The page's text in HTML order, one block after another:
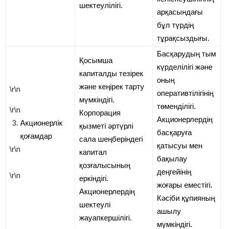
шектеулілігі.
арқасындағы
бұл түрдің
тұрақсыздығы.
\r\n
\r\n
Акционерлік
қоғамдар
\r\n
\r\n
Қосымша
капиталды тезірек
және кеңірек тарту
мүмкіндігі.
Корпорация
қызметі әртүрлі
сала шеңберіндегі
капитал
қозғалысының
еркіндігі.
Акционерлердің
шектеулі
жауапкершілігі.
Басқарудың тым
күрделілігі және
оның
оперативтілігінің
төменділігі.
Акционерлердің
басқаруға
қатысуы мен
бақылау
деңгейінің
жоғары еместігі.
Кәсіби құпияның
ашылу
мүмкіндігі.